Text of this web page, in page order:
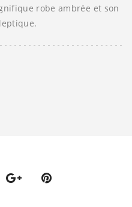
robe ambrée et son